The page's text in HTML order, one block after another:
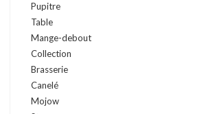
Pupitre
Table
Mange-debout
Collection
Brasserie
Canelé
Mojow